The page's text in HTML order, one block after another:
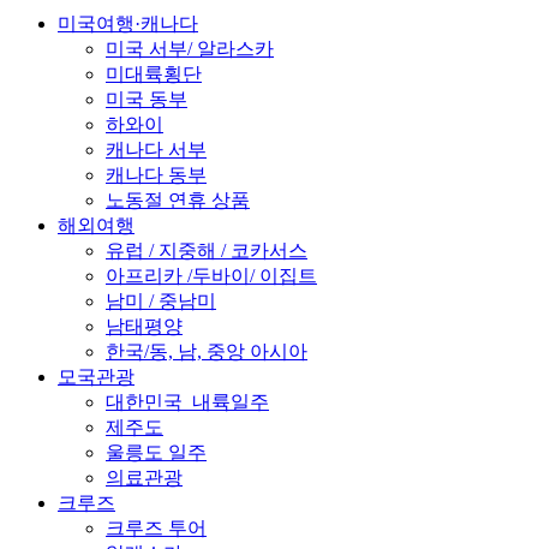
미국여행·캐나다
미국 서부/ 알라스카
미대륙횡단
미국 동부
하와이
캐나다 서부
캐나다 동부
노동절 연휴 상품
해외여행
유럽 / 지중해 / 코카서스
아프리카 /두바이/ 이집트
남미 / 중남미
남태평양
한국/동, 남, 중앙 아시아
모국관광
대한민국_내륙일주
제주도
울릉도 일주
의료관광
크루즈
크루즈 투어